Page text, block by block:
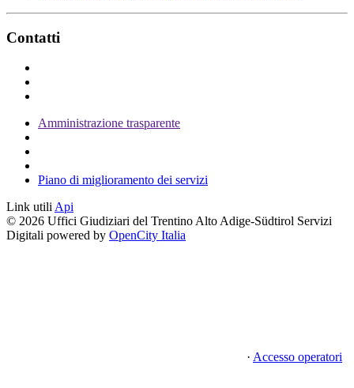
Contatti
Amministrazione trasparente
Piano di miglioramento dei servizi
Link utiliApi
© 2026 Uffici Giudiziari del Trentino Alto Adige-Südtirol Servizi
Digitali powered by OpenCity Italia
· Accesso operatori